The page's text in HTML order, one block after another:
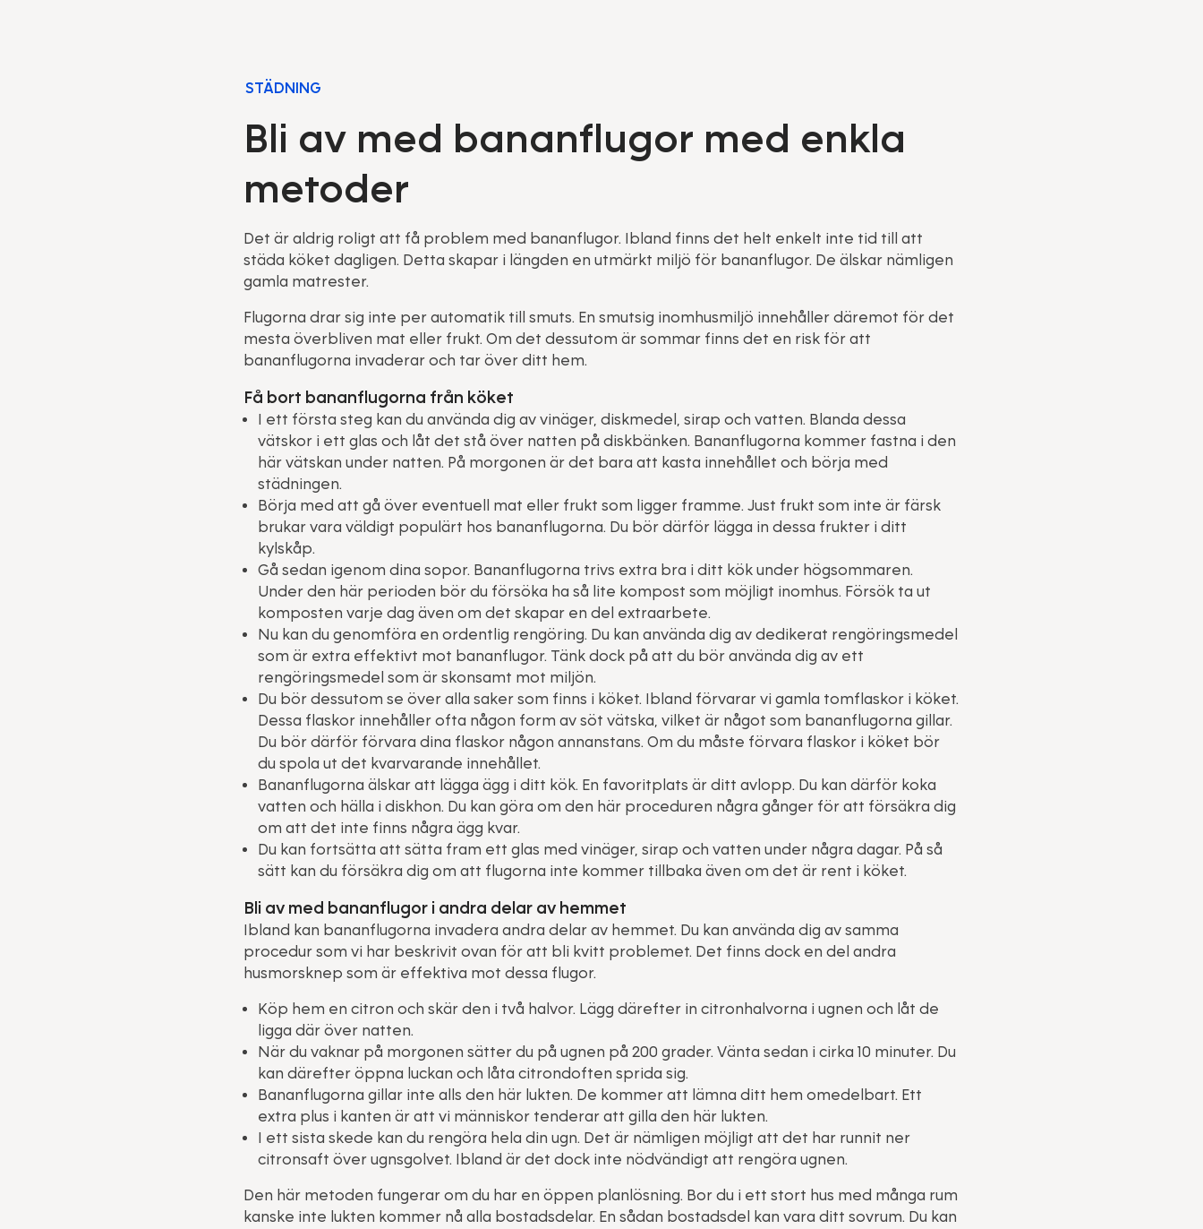
STÄDNING
Bli av med bananflugor med enkla
metoder
Det är aldrig roligt att få problem med bananflugor. Ibland finns det helt enkelt inte tid till att
städa köket dagligen. Detta skapar i längden en utmärkt miljö för bananflugor. De älskar nämligen
gamla matrester.
Flugorna drar sig inte per automatik till smuts. En smutsig inomhusmiljö innehåller däremot för det
mesta överbliven mat eller frukt. Om det dessutom är sommar finns det en risk för att
bananflugorna invaderar och tar över ditt hem.
Få bort bananflugorna från köket
I ett första steg kan du använda dig av vinäger, diskmedel, sirap och vatten. Blanda dessa
vätskor i ett glas och låt det stå över natten på diskbänken. Bananflugorna kommer fastna i den
här vätskan under natten. På morgonen är det bara att kasta innehållet och börja med
städningen.
Börja med att gå över eventuell mat eller frukt som ligger framme. Just frukt som inte är färsk
brukar vara väldigt populärt hos bananflugorna. Du bör därför lägga in dessa frukter i ditt
kylskåp.
Gå sedan igenom dina sopor. Bananflugorna trivs extra bra i ditt kök under högsommaren.
Under den här perioden bör du försöka ha så lite kompost som möjligt inomhus. Försök ta ut
komposten varje dag även om det skapar en del extraarbete.
Nu kan du genomföra en ordentlig rengöring. Du kan använda dig av dedikerat rengöringsmedel
som är extra effektivt mot bananflugor. Tänk dock på att du bör använda dig av ett
rengöringsmedel som är skonsamt mot miljön.
Du bör dessutom se över alla saker som finns i köket. Ibland förvarar vi gamla tomflaskor i köket.
Dessa flaskor innehåller ofta någon form av söt vätska, vilket är något som bananflugorna gillar.
Du bör därför förvara dina flaskor någon annanstans. Om du måste förvara flaskor i köket bör
du spola ut det kvarvarande innehållet.
Bananflugorna älskar att lägga ägg i ditt kök. En favoritplats är ditt avlopp. Du kan därför koka
vatten och hälla i diskhon. Du kan göra om den här proceduren några gånger för att försäkra dig
om att det inte finns några ägg kvar.
Du kan fortsätta att sätta fram ett glas med vinäger, sirap och vatten under några dagar. På så
sätt kan du försäkra dig om att flugorna inte kommer tillbaka även om det är rent i köket.
Bli av med bananflugor i andra delar av hemmet
Ibland kan bananflugorna invadera andra delar av hemmet. Du kan använda dig av samma
procedur som vi har beskrivit ovan för att bli kvitt problemet. Det finns dock en del andra
husmorsknep som är effektiva mot dessa flugor.
Köp hem en citron och skär den i två halvor. Lägg därefter in citronhalvorna i ugnen och låt de
ligga där över natten.
När du vaknar på morgonen sätter du på ugnen på 200 grader. Vänta sedan i cirka 10 minuter. Du
kan därefter öppna luckan och låta citrondoften sprida sig.
Bananflugorna gillar inte alls den här lukten. De kommer att lämna ditt hem omedelbart. Ett
extra plus i kanten är att vi människor tenderar att gilla den här lukten.
I ett sista skede kan du rengöra hela din ugn. Det är nämligen möjligt att det har runnit ner
citronsaft över ugnsgolvet. Ibland är det dock inte nödvändigt att rengöra ugnen.
Den här metoden fungerar om du har en öppen planlösning. Bor du i ett stort hus med många rum
kanske inte lukten kommer nå alla bostadsdelar. En sådan bostadsdel kan vara ditt sovrum. Du kan